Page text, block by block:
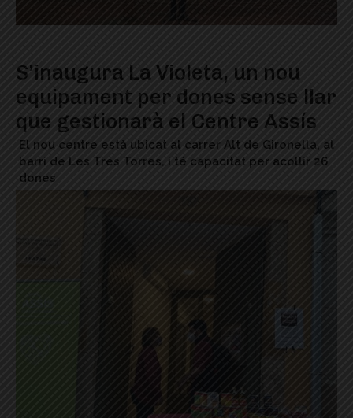
S’inaugura La Violeta, un nou
equipament per dones sense llar
que gestionarà el Centre Assís
El nou centre està ubicat al carrer Alt de Gironella, al
barri de Les Tres Torres, i té capacitat per acollir 26
dones